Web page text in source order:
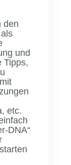
den
und
Tipps,
etc.
DNA“